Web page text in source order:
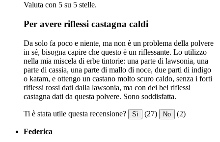
Valuta con 5 su 5 stelle.
Per avere riflessi castagna caldi
Da solo fa poco e niente, ma non è un problema della polvere
in sé, bisogna capire che questo è un riflessante. Lo utilizzo
nella mia miscela di erbe tintorie: una parte di lawsonia, una
parte di cassia, una parte di mallo di noce, due parti di indigo
o katam, e ottengo un castano molto scuro caldo, senza i forti
riflessi rossi dati dalla lawsonia, ma con dei bei riflessi
castagna dati da questa polvere. Sono soddisfatta.
Ti è stata utile questa recensione? Sì (27) No (2)
Federica